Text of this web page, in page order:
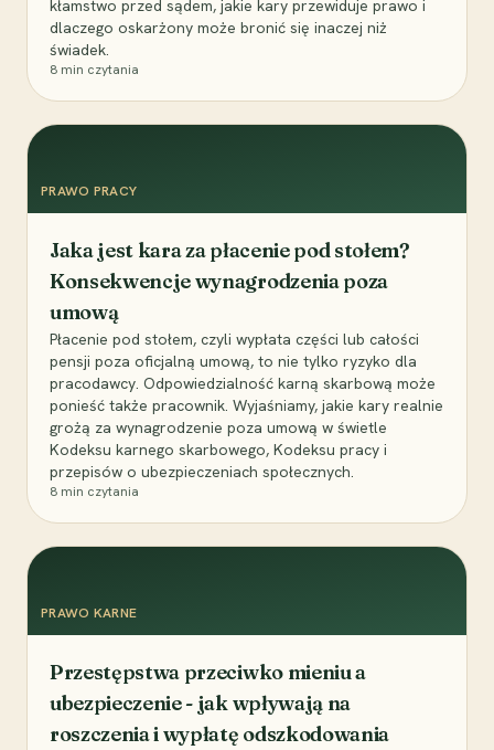
kłamstwo przed sądem, jakie kary przewiduje prawo i
dlaczego oskarżony może bronić się inaczej niż
świadek.
8 min czytania
PRAWO PRACY
Jaka jest kara za płacenie pod stołem?
Konsekwencje wynagrodzenia poza
umową
Płacenie pod stołem, czyli wypłata części lub całości
pensji poza oficjalną umową, to nie tylko ryzyko dla
pracodawcy. Odpowiedzialność karną skarbową może
ponieść także pracownik. Wyjaśniamy, jakie kary realnie
grożą za wynagrodzenie poza umową w świetle
Kodeksu karnego skarbowego, Kodeksu pracy i
przepisów o ubezpieczeniach społecznych.
8 min czytania
PRAWO KARNE
Przestępstwa przeciwko mieniu a
ubezpieczenie - jak wpływają na
roszczenia i wypłatę odszkodowania